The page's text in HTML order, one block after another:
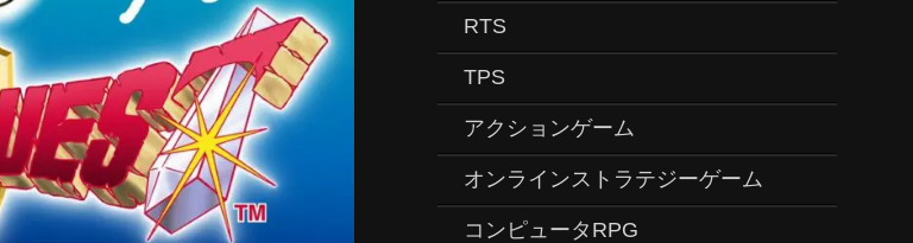
RTS
TPS
アクションゲーム
オンラインストラテジーゲーム
コンピュータRPG